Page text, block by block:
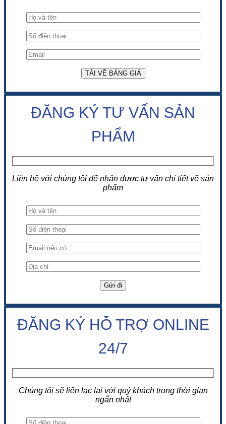
ĐĂNG KÝ TƯ VẤN SẢN
PHẨM
Liên hệ với chúng tôi để nhận được tư vấn chi tiết về sản
phẩm
ĐĂNG KÝ HỖ TRỢ ONLINE
24/7
Chúng tôi sẽ liên lạc lại với quý khách trong thời gian
ngắn nhất